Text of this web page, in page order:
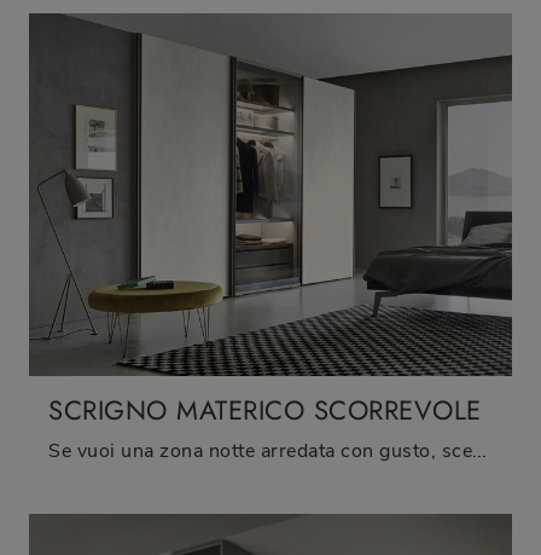
SCRIGNO MATERICO SCORREVOLE
Se vuoi una zona notte arredata con gusto, scegli l'armadio Scrigno Materico Scorrevole con ante scorrevoli di Sangiacomo!